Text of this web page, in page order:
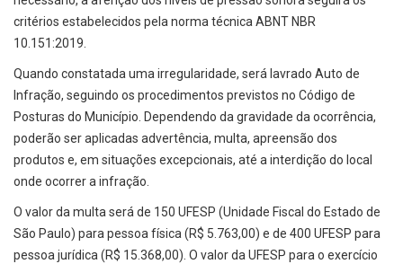
critérios estabelecidos pela norma técnica ABNT NBR
10.151:2019.
Quando constatada uma irregularidade, será lavrado Auto de
Infração, seguindo os procedimentos previstos no Código de
Posturas do Município. Dependendo da gravidade da ocorrência,
poderão ser aplicadas advertência, multa, apreensão dos
produtos e, em situações excepcionais, até a interdição do local
onde ocorrer a infração.
O valor da multa será de 150 UFESP (Unidade Fiscal do Estado de
São Paulo) para pessoa física (R$ 5.763,00) e de 400 UFESP para
pessoa jurídica (R$ 15.368,00). O valor da UFESP para o exercício